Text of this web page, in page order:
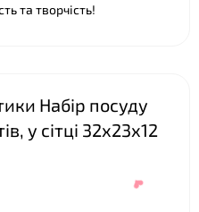
та творчість!
Набір посуду
у сітці 32х23х12